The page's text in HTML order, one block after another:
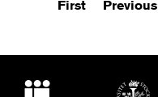
First Previous